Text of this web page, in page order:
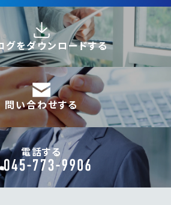
グをダウンロードする
問い合わせする
電話する